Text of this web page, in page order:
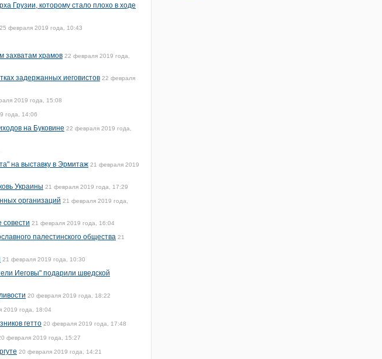
Грузии, которому стало плохо в ходе
25 февраля 2019 года, 10:43
захватам храмов 22 февраля 2019 года,
задержанных иеговистов 22 февраля
2019 года, 15:08
года, 14:06
на Буковине 22 февраля 2019 года,
на выставку в Эрмитаж 21 февраля 2019
Украины 21 февраля 2019 года, 17:29
организаций 21 февраля 2019 года,
совести 21 февраля 2019 года, 16:04
палестинского общества 21
21 февраля 2019 года, 10:30
Иеговы" подарили шведской
20 февраля 2019 года, 18:22
2019 года, 18:04
гетто 20 февраля 2019 года, 17:48
февраля 2019 года, 15:27
20 февраля 2019 года, 14:21